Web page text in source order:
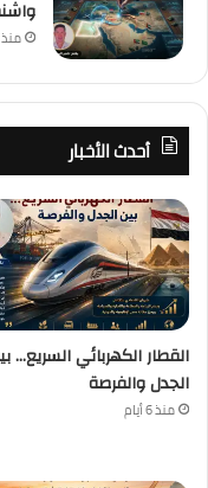
منذ 3 أسابيع
أحدث الأخبار
القطار الكهربائي السريع…
الجدل والفرصة
منذ 6 أيام